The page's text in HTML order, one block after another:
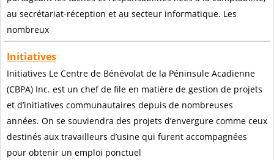
au secrétariat-réception et au secteur informatique. Les
nombreux
Initiatives
Initiatives Le Centre de Bénévolat de la Péninsule Acadienne
(CBPA) Inc. est un chef de file en matière de gestion de projets
et d’initiatives communautaires depuis de nombreuses
années. On se souviendra des projets d’envergure comme ceux
destinés aux travailleurs d’usine qui furent accompagnées
pour obtenir un emploi ponctuel